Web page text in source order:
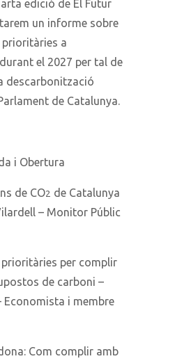
edició de El Futur
un informe sobre
prioritàries a
el 2027 per tal de
descarbonització
de Catalunya.
i Obertura
de CO2 de Catalunya
– Monitor Públic
prioritàries per complir
de carboni –
Economista i membre
Com complir amb